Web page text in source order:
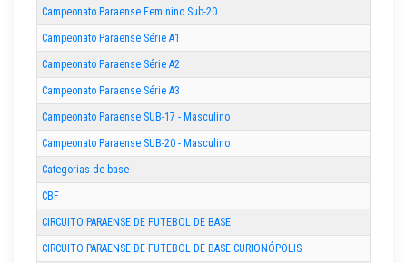
Campeonato Paraense Feminino Sub-20
Campeonato Paraense Série A1
Campeonato Paraense Série A2
Campeonato Paraense Série A3
Campeonato Paraense SUB-17 - Masculino
Campeonato Paraense SUB-20 - Masculino
Categorias de base
CBF
CIRCUITO PARAENSE DE FUTEBOL DE BASE
CIRCUITO PARAENSE DE FUTEBOL DE BASE CURIONÓPOLIS